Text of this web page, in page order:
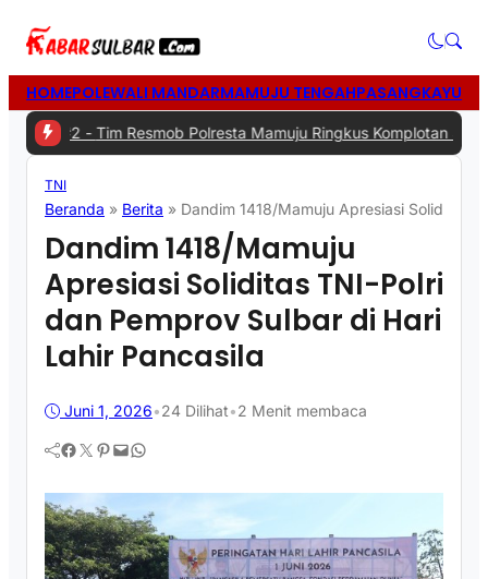
HOMEPOLEWALI MANDARMAMUJU TENGAHPASANGKAYU
Tim Resmob Polresta Mamuju Ringkus Komplotan Spesialis
TNI
Beranda » Berita » Dandim 1418/Mamuju Apresiasi Soliditas
Dandim 1418/Mamuju
Apresiasi Soliditas TNI-Polri
dan Pemprov Sulbar di Hari
Lahir Pancasila
Juni 1, 2026•24 Dilihat•2 Menit membaca
Facebook Twitter Pinterest Mail WhatsApp